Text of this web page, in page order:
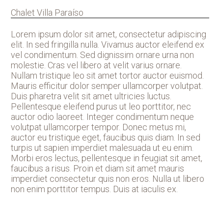
Chalet Villa Paraíso
Lorem ipsum dolor sit amet, consectetur adipiscing
elit. In sed fringilla nulla. Vivamus auctor eleifend ex
vel condimentum. Sed dignissim ornare urna non
molestie. Cras vel libero at velit varius ornare.
Nullam tristique leo sit amet tortor auctor euismod.
Mauris efficitur dolor semper ullamcorper volutpat.
Duis pharetra velit sit amet ultricies luctus.
Pellentesque eleifend purus ut leo porttitor, nec
auctor odio laoreet. Integer condimentum neque
volutpat ullamcorper tempor. Donec metus mi,
auctor eu tristique eget, faucibus quis diam. In sed
turpis ut sapien imperdiet malesuada ut eu enim.
Morbi eros lectus, pellentesque in feugiat sit amet,
faucibus a risus. Proin et diam sit amet mauris
imperdiet consectetur quis non eros. Nulla ut libero
non enim porttitor tempus. Duis at iaculis ex.